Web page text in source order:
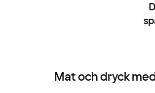
Mat och dryck